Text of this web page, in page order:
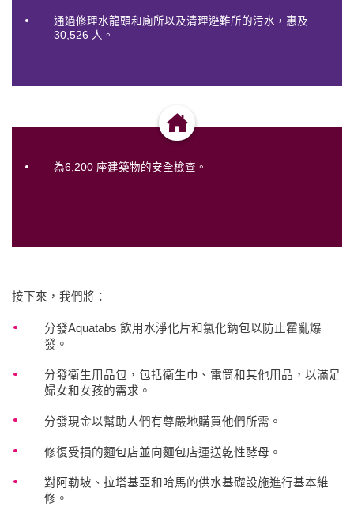
通過修理水龍頭和廁所以及清理避難所的污水，惠及
30,526 人。
為6,200 座建築物的安全檢查。
接下來，我們將：
分發Aquatabs 飲用水淨化片和氯化鈉包以防止霍亂爆
發。
分發衛生用品包，包括衛生巾、電筒和其他用品，以滿足
婦女和女孩的需求。
分發現金以幫助人們有尊嚴地購買他們所需。
修復受損的麵包店並向麵包店運送乾性酵母。
對阿勒坡、拉塔基亞和哈馬的供水基礎設施進行基本維
修。